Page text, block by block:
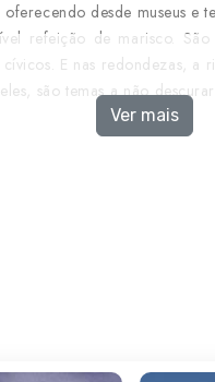
desde museus e
refeição de marisco.
E nas redondezas,
são temas a não
Ver mais